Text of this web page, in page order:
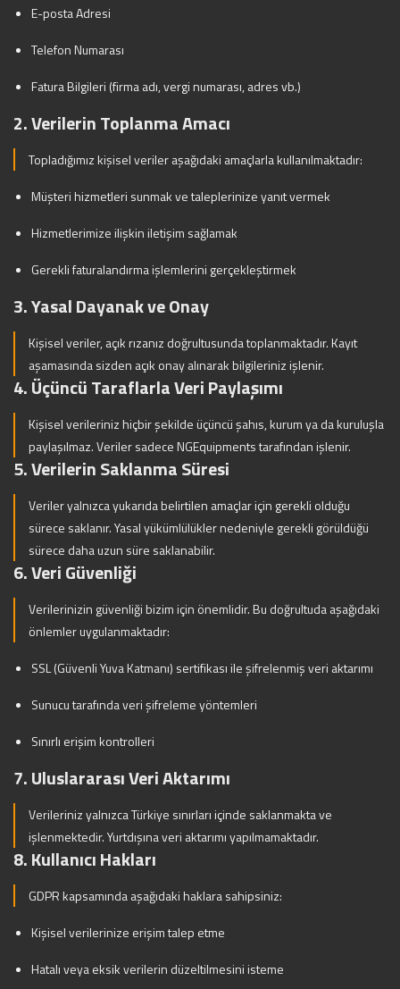
E-posta Adresi
Telefon Numarası
Fatura Bilgileri (firma adı, vergi numarası, adres vb.)
2. Verilerin Toplanma Amacı
Topladığımız kişisel veriler aşağıdaki amaçlarla kullanılmaktadır:
Müşteri hizmetleri sunmak ve taleplerinize yanıt vermek
Hizmetlerimize ilişkin iletişim sağlamak
Gerekli faturalandırma işlemlerini gerçekleştirmek
3. Yasal Dayanak ve Onay
Kişisel veriler, açık rızanız doğrultusunda toplanmaktadır. Kayıt
aşamasında sizden açık onay alınarak bilgileriniz işlenir.
4. Üçüncü Taraflarla Veri Paylaşımı
Kişisel verileriniz hiçbir şekilde üçüncü şahıs, kurum ya da kuruluşla
paylaşılmaz. Veriler sadece NGEquipments tarafından işlenir.
5. Verilerin Saklanma Süresi
Veriler yalnızca yukarıda belirtilen amaçlar için gerekli olduğu
sürece saklanır. Yasal yükümlülükler nedeniyle gerekli görüldüğü
sürece daha uzun süre saklanabilir.
6. Veri Güvenliği
Verilerinizin güvenliği bizim için önemlidir. Bu doğrultuda aşağıdaki
önlemler uygulanmaktadır:
SSL (Güvenli Yuva Katmanı) sertifikası ile şifrelenmiş veri aktarımı
Sunucu tarafında veri şifreleme yöntemleri
Sınırlı erişim kontrolleri
7. Uluslararası Veri Aktarımı
Verileriniz yalnızca Türkiye sınırları içinde saklanmakta ve
işlenmektedir. Yurtdışına veri aktarımı yapılmamaktadır.
8. Kullanıcı Hakları
GDPR kapsamında aşağıdaki haklara sahipsiniz:
Kişisel verilerinize erişim talep etme
Hatalı veya eksik verilerin düzeltilmesini isteme